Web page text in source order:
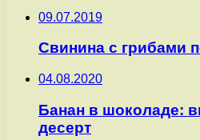
09.07.2019
Свинина с грибами
04.08.2020
Банан в шоколаде:
десерт